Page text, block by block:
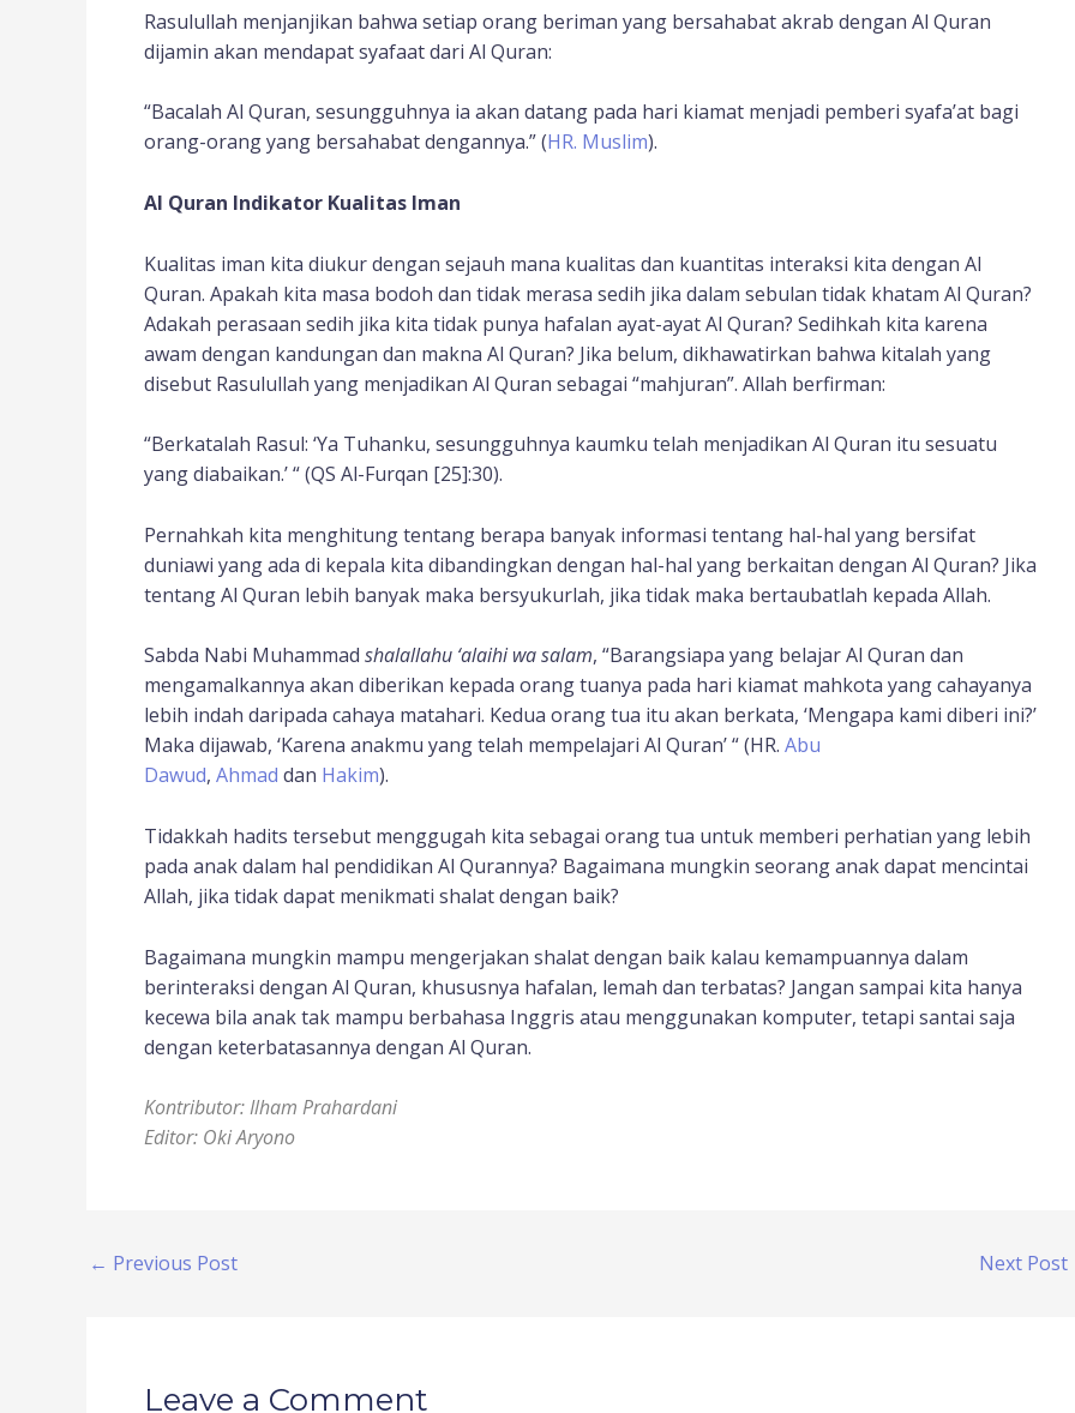
Rasulullah menjanjikan bahwa setiap orang beriman yang bersahabat akrab dengan Al Quran
dijamin akan mendapat syafaat dari Al Quran:
“Bacalah Al Quran, sesungguhnya ia akan datang pada hari kiamat menjadi pemberi syafa’at bagi
orang-orang yang bersahabat dengannya.” (HR. Muslim).
Al Quran Indikator Kualitas Iman
Kualitas iman kita diukur dengan sejauh mana kualitas dan kuantitas interaksi kita dengan Al
Quran. Apakah kita masa bodoh dan tidak merasa sedih jika dalam sebulan tidak khatam Al Quran?
Adakah perasaan sedih jika kita tidak punya hafalan ayat-ayat Al Quran? Sedihkah kita karena
awam dengan kandungan dan makna Al Quran? Jika belum, dikhawatirkan bahwa kitalah yang
disebut Rasulullah yang menjadikan Al Quran sebagai “mahjuran”. Allah berfirman:
“Berkatalah Rasul: ‘Ya Tuhanku, sesungguhnya kaumku telah menjadikan Al Quran itu sesuatu
yang diabaikan.’ “ (QS Al-Furqan [25]:30).
Pernahkah kita menghitung tentang berapa banyak informasi tentang hal-hal yang bersifat
duniawi yang ada di kepala kita dibandingkan dengan hal-hal yang berkaitan dengan Al Quran? Jika
tentang Al Quran lebih banyak maka bersyukurlah, jika tidak maka bertaubatlah kepada Allah.
Sabda Nabi Muhammad shalallahu ‘alaihi wa salam, “Barangsiapa yang belajar Al Quran dan
mengamalkannya akan diberikan kepada orang tuanya pada hari kiamat mahkota yang cahayanya
lebih indah daripada cahaya matahari. Kedua orang tua itu akan berkata, ‘Mengapa kami diberi ini?’
Maka dijawab, ‘Karena anakmu yang telah mempelajari Al Quran’ “ (HR. Abu
Dawud, Ahmad dan Hakim).
Tidakkah hadits tersebut menggugah kita sebagai orang tua untuk memberi perhatian yang lebih
pada anak dalam hal pendidikan Al Qurannya? Bagaimana mungkin seorang anak dapat mencintai
Allah, jika tidak dapat menikmati shalat dengan baik?
Bagaimana mungkin mampu mengerjakan shalat dengan baik kalau kemampuannya dalam
berinteraksi dengan Al Quran, khususnya hafalan, lemah dan terbatas? Jangan sampai kita hanya
kecewa bila anak tak mampu berbahasa Inggris atau menggunakan komputer, tetapi santai saja
dengan keterbatasannya dengan Al Quran.
Kontributor: Ilham Prahardani
Editor: Oki Aryono
← Previous Post Next Post
Leave a Comment